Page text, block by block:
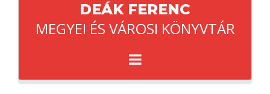
DEÁK FERENC
MEGYEI ÉS VÁROSI KÖNYVTÁR